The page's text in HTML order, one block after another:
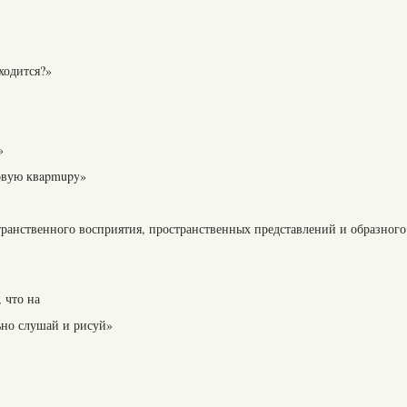
квapmupy»
восприятия, пространственных представлений и образного
что на
слушай и рисуй»